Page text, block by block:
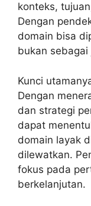
konteks,
Dengan
domain bisa
bukan
Kunci
Dengan
dan strategi
dapat
domain layak
dilewatkan.
fokus pada
berkelanjutan.